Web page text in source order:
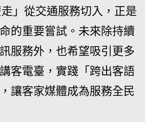
」從交通服務切入，正是
的重要嘗試。未來除持續
服務外，也希望吸引更多
客電臺，實踐「跨出客語
讓客家媒體成為服務全民